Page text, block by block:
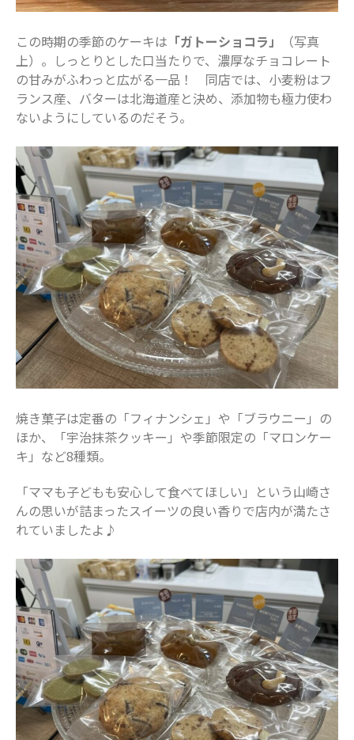
この時期の季節のケーキは 「ガトーショコラ」
（写真
上）。しっとりとした口当たりで、濃厚なチョコレート
の甘みがふわっと広がる一品！ 同店では、小麦粉はフ
ランス産、バターは北海道産と決め、添加物も極力使わ
ないようにしているのだそう。
焼き菓子は定番の「フィナンシェ」や「ブラウニー」の
ほか、「宇治抹茶クッキー」や季節限定の「マロンケー
キ」など8種類。
「ママも子どもも安心して食べてほしい」という山崎さ
んの思いが詰まったスイーツの良い香りで店内が満たさ
れていましたよ♪